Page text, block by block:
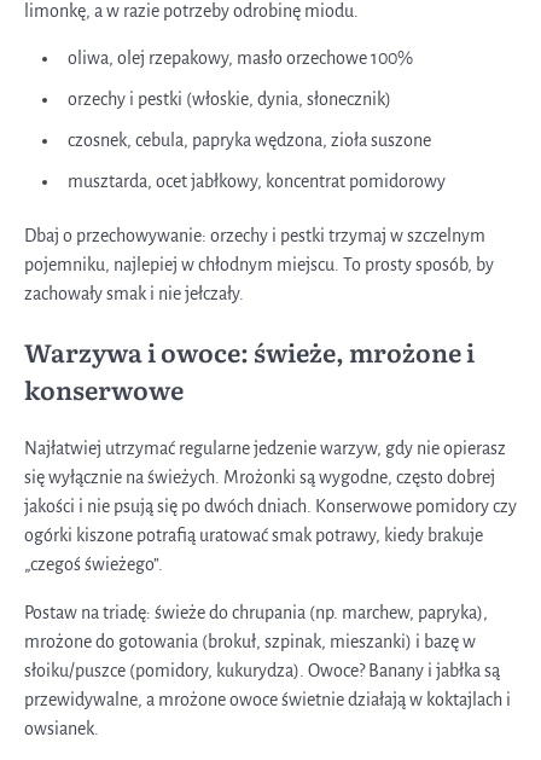
limonkę, a w razie potrzeby odrobinę miodu.
oliwa, olej rzepakowy, masło orzechowe 100%
orzechy i pestki (włoskie, dynia, słonecznik)
czosnek, cebula, papryka wędzona, zioła suszone
musztarda, ocet jabłkowy, koncentrat pomidorowy
Dbaj o przechowywanie: orzechy i pestki trzymaj w szczelnym
pojemniku, najlepiej w chłodnym miejscu. To prosty sposób, by
zachowały smak i nie jełczały.
Warzywa i owoce: świeże, mrożone i
konserwowe
Najłatwiej utrzymać regularne jedzenie warzyw, gdy nie opierasz
się wyłącznie na świeżych. Mrożonki są wygodne, często dobrej
jakości i nie psują się po dwóch dniach. Konserwowe pomidory czy
ogórki kiszone potrafią uratować smak potrawy, kiedy brakuje
„czegoś świeżego”.
Postaw na triadę: świeże do chrupania (np. marchew, papryka),
mrożone do gotowania (brokuł, szpinak, mieszanki) i bazę w
słoiku/puszce (pomidory, kukurydza). Owoce? Banany i jabłka są
przewidywalne, a mrożone owoce świetnie działają w koktajlach i
owsianek.